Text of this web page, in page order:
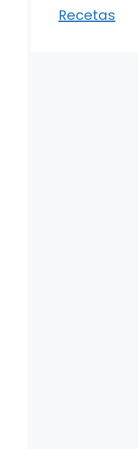
Recetas